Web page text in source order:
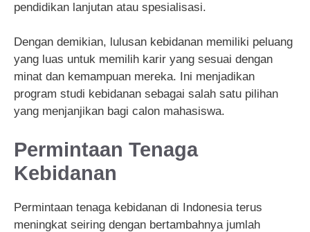
pendidikan lanjutan atau spesialisasi.
Dengan demikian, lulusan kebidanan memiliki peluang
yang luas untuk memilih karir yang sesuai dengan
minat dan kemampuan mereka. Ini menjadikan
program studi kebidanan sebagai salah satu pilihan
yang menjanjikan bagi calon mahasiswa.
Permintaan Tenaga
Kebidanan
Permintaan tenaga kebidanan di Indonesia terus
meningkat seiring dengan bertambahnya jumlah